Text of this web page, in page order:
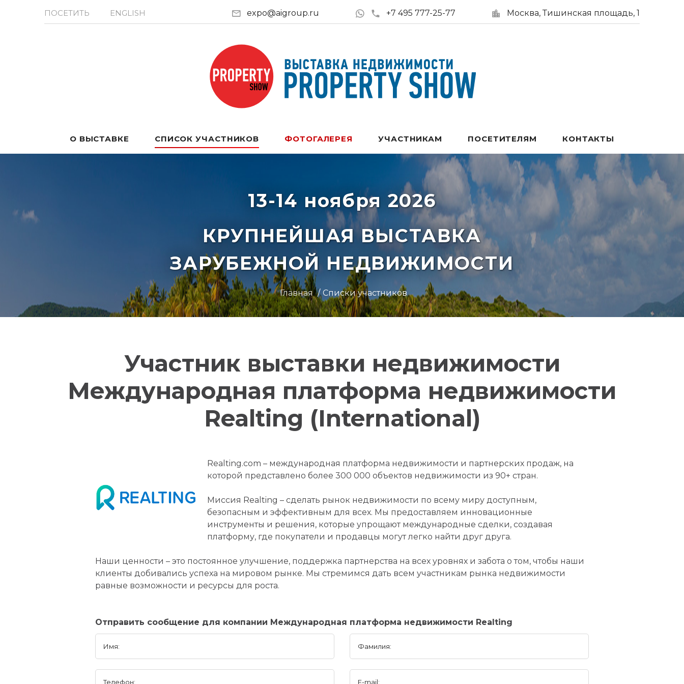
ПОСЕТИТЬ ENGLISH expo@aigroup.ru +7 495 777-25-77 Москва, Тишинская площадь, 1
О ВЫСТАВКЕ СПИСОК УЧАСТНИКОВ ФОТОГАЛЕРЕЯ УЧАСТНИКАМ ПОСЕТИТЕЛЯМ КОНТАКТЫ
13-14 ноября 2026
КРУПНЕЙШАЯ ВЫСТАВКА
ЗАРУБЕЖНОЙ НЕДВИЖИМОСТИ
Главная Списки участников
Участник выставки недвижимости
Международная платформа недвижимости
Realting (International)
Realting.com – международная платформа недвижимости и партнерских продаж, на
которой представлено более 300 000 объектов недвижимости из 90+ стран.
Миссия Realting – сделать рынок недвижимости по всему миру доступным,
безопасным и эффективным для всех. Мы предоставляем инновационные
инструменты и решения, которые упрощают международные сделки, создавая
платформу, где покупатели и продавцы могут легко найти друг друга.
Наши ценности – это постоянное улучшение, поддержка партнерства на всех уровнях и забота о том, чтобы наши
клиенты добивались успеха на мировом рынке. Мы стремимся дать всем участникам рынка недвижимости
равные возможности и ресурсы для роста.
Отправить сообщение для компании Международная платформа недвижимости Realting
Имя: Фамилия:
Телефон: E-mail: